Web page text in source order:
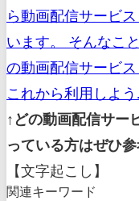
ら動画配信サービ
います。 そんなこ
の動画配信サービス
これから利用しよう
↑どの動画配信サー
っている方はぜひ
【文字起こし】
関連キーワード